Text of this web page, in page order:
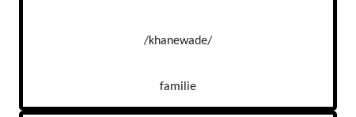
/khanewade/
familie